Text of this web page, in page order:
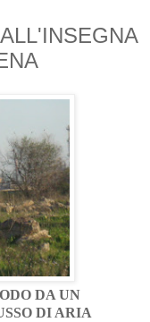
DA UN
DI ARIA